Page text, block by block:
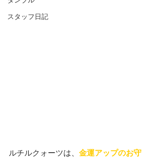
スタッフ日記
ルチルクォーツは、 金運アップのお守